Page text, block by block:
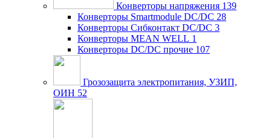
Конверторы напряжения 139
Конверторы Smartmodule DC/DC 28
Конверторы Сибконтакт DC/DC 3
Конверторы MEAN WELL 1
Конверторы DC/DC прочие 107
Грозозащита электропитания, УЗИП,
ОИН 52